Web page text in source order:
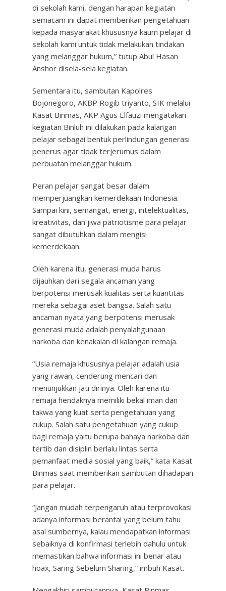
di sekolah kami, dengan harapan kegiatan
semacam ini dapat memberikan pengetahuan
kepada masyarakat khususnya kaum pelajar di
sekolah kami untuk tidak melakukan tindakan
yang melanggar hukum,” tutup Abul Hasan
Anshor disela-sela kegiatan.
Sementara itu, sambutan Kapolres
Bojonegoro, AKBP Rogib triyanto, SIK melalui
Kasat Binmas, AKP Agus Elfauzi mengatakan
kegiatan Binluh ini dilakukan pada kalangan
pelajar sebagai bentuk perlindungan generasi
penerus agar tidak terjerumus dalam
perbuatan melanggar hukum.
Peran pelajar sangat besar dalam
memperjuangkan kemerdekaan Indonesia.
Sampai kini, semangat, energi, intelektualitas,
kreativitas, dan jiwa patriotisme para pelajar
sangat dibutuhkan dalam mengisi
kemerdekaan.
Oleh karena itu, generasi muda harus
dijauhkan dari segala ancaman yang
berpotensi merusak kualitas serta kuantitas
mereka sebagai aset bangsa. Salah satu
ancaman nyata yang berpotensi merusak
generasi muda adalah penyalahgunaan
narkoba dan kenakalan di kalangan remaja.
“Usia remaja khususnya pelajar adalah usia
yang rawan, cenderung mencari dan
menunjukkan jati dirinya. Oleh karena itu
remaja hendaknya memiliki bekal iman dan
takwa yang kuat serta pengetahuan yang
cukup. Salah satu pengetahuan yang cukup
bagi remaja yaitu berupa bahaya narkoba dan
tertib dan disiplin berlalu lintas serta
pemanfaat media sosial yang baik,” kata Kasat
Binmas saat memberikan sambutan dihadapan
para pelajar.
“Jangan mudah terpengaruh atau terprovokasi
adanya informasi berantai yang belum tahu
asal sumbernya, kalau mendapatkan informasi
sebaiknya di konfirmasi terlebih dahulu untuk
memastikan bahwa informasi ini benar atau
hoax, Saring Sebelum Sharing,” imbuh Kasat.